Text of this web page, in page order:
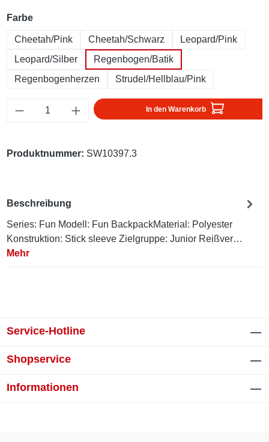
Farbeauswählen
Cheetah/Pink Cheetah/Schwarz
Leopard/Pink
Leopard/Silber
Regenbogen/Batik
Regenbogenherzen
Strudel/Hellblau/Pink
Produkt Anzahl: Gib den gewünschten
In den Warenkorb
Produktnummer: SW10397.3
Beschreibung
Series: Fun Modell: Fun BackpackMaterial: Polyester
Konstruktion: Stick sleeve Zielgruppe: Junior Reißver…
Mehr
Service-Hotline
Shopservice
Informationen